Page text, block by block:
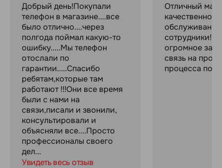
Добрый день!Покупали
телефон в магазине....все
было отлично....через
полгода поймал какую-то
ошибку.....Мы телефон
отослали по
гарантии.....Спасибо
ребятам,которые там
работают !!!Они все время
были с нами на
связи,писали и звонили,
консультировали и
объясняли все....Просто
профессионалы своего
дел...
Увидеть весь отзыв
Отличный
качественное
сотрудники!
огромное за
связь на
процесса